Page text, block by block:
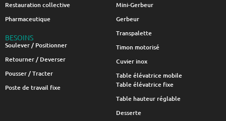
Restauration collective
Pharmaceutique
BESOINS
Soulever / Positionner
Retourner / Deverser
Pousser / Tracter
Poste de travail fixe
Mini-Gerbeur
Gerbeur
Transpalette
Timon motorisé
Cuvier inox
Table élévatrice mobile
Table élévatrice fixe
Table hauteur réglable
Desserte